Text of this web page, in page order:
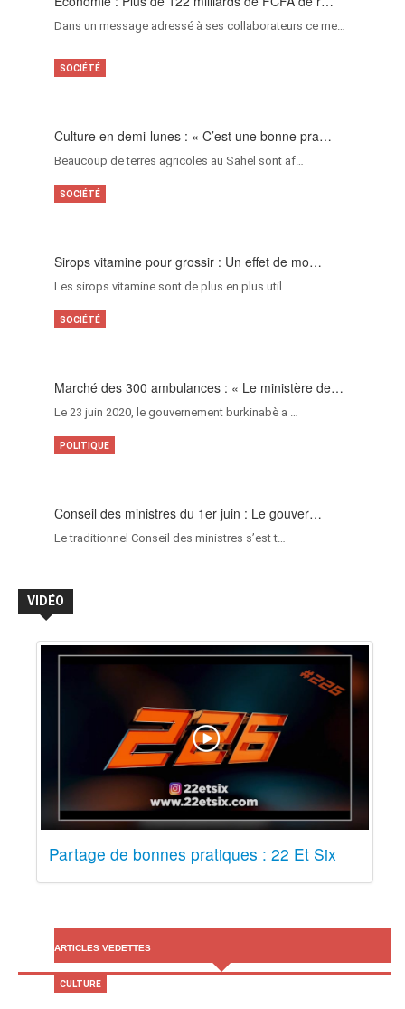
Dans un message adressé à ses collaborateurs ce me…
Culture en demi-lunes : « C’est une bonne pra…
Beaucoup de terres agricoles au Sahel sont af…
SOCIÉTÉ
Sirops vitamine pour grossir : Un effet de mo…
Les sirops vitamine sont de plus en plus util…
SOCIÉTÉ
Marché des 300 ambulances : « Le ministère de…
Le 23 juin 2020, le gouvernement burkinabè a …
SOCIÉTÉ
Conseil des ministres du 1er juin : Le gouver…
Le traditionnel Conseil des ministres s’est t…
POLITIQUE
VIDÉO
Partage de bonnes pratiques : 22 Et Six
ARTICLES VEDETTES
CULTURE